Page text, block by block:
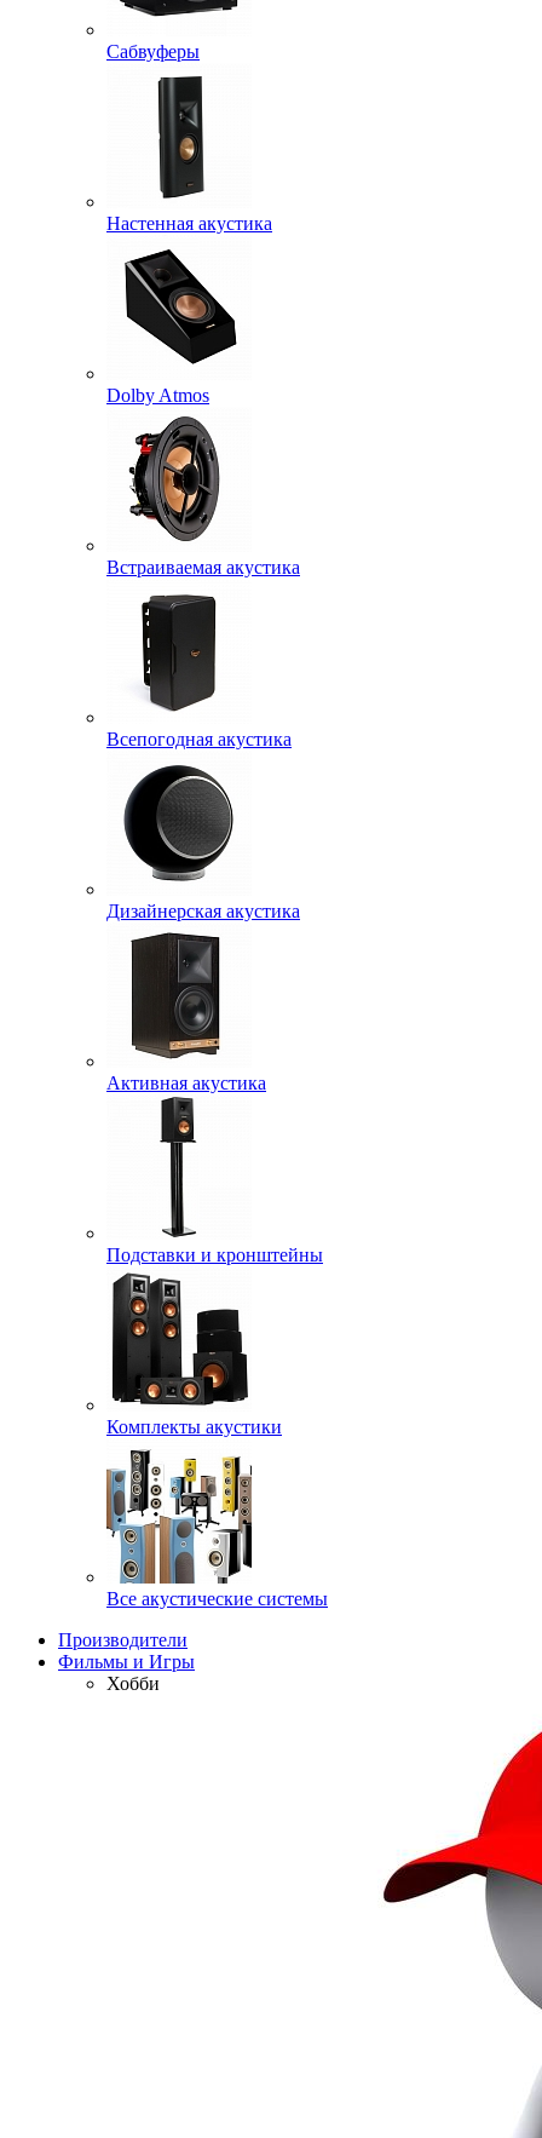
Сабвуферы
Настенная акустика
Dolby Atmos
Встраиваемая акустика
Всепогодная акустика
Дизайнерская акустика
Активная акустика
Подставки и кронштейны
Комплекты акустики
Все акустические системы
Производители
Фильмы и Игры
Хобби